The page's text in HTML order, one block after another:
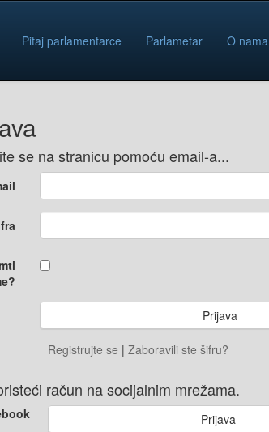
Pitaj parlamentarce Parlametar O nama
se na stranicu pomoću email-a...
Registrujte se | Zaboravili ste šifru?
račun na socijalnim mrežama.
Prijava